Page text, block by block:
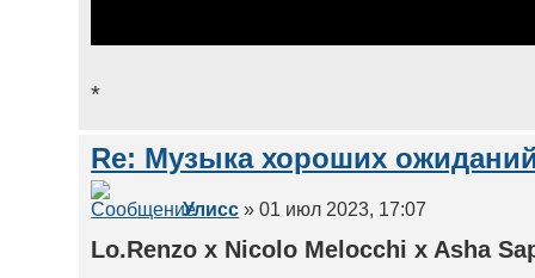
*
Re: Музыка хороших
Улисс » 01 июл 2023, 17:07
Lo.Renzo x Nicolo Melocchi x Asha